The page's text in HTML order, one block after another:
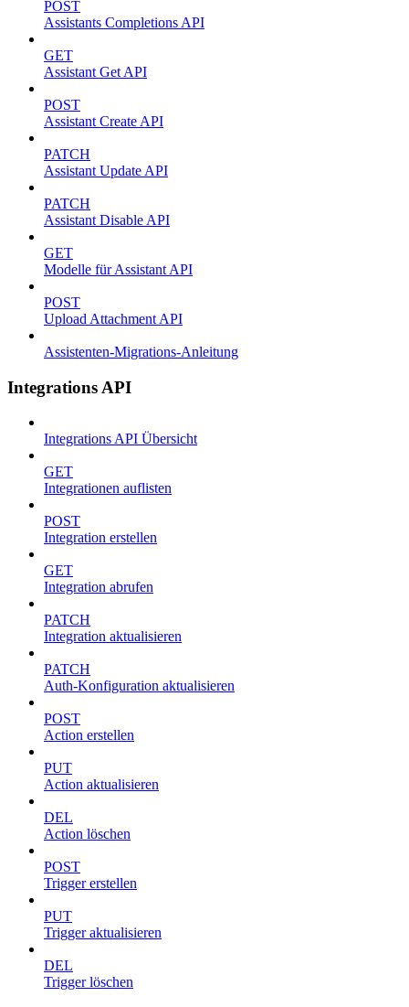
POST
Assistants Completions API
GET
Assistant Get API
POST
Assistant Create API
PATCH
Assistant Update API
PATCH
Assistant Disable API
GET
Modelle für Assistant API
POST
Upload Attachment API
Assistenten-Migrations-Anleitung
Integrations API
Integrations API Übersicht
GET
Integrationen auflisten
POST
Integration erstellen
GET
Integration abrufen
PATCH
Integration aktualisieren
PATCH
Auth-Konfiguration aktualisieren
POST
Action erstellen
PUT
Action aktualisieren
DEL
Action löschen
POST
Trigger erstellen
PUT
Trigger aktualisieren
DEL
Trigger löschen